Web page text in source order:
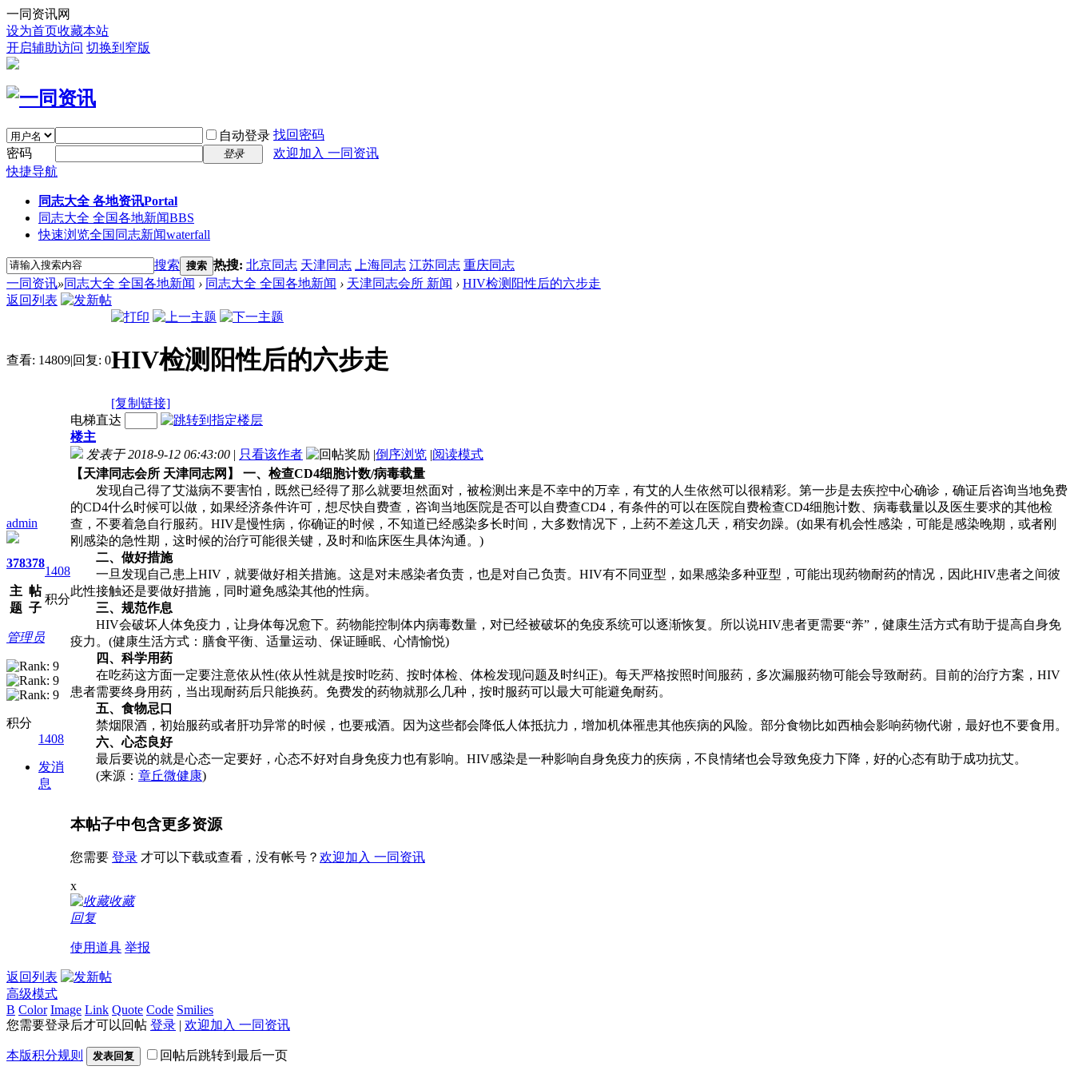
一同资讯网
设为首页收藏本站
开启辅助访问 切换到窄版
自动登录 找回密码
密码
登录
欢迎加入 一同资讯
快捷导航
同志大全 各地资讯Portal
同志大全 全国各地新闻BBS
快速浏览全国同志新闻waterfall
搜索 搜索 热搜: 北京同志 天津同志 上海同志 江苏同志 重庆同志
一同资讯»同志大全 全国各地新闻 › 同志大全 全国各地新闻 › 天津同志会所 新闻 › HIV检测阳性后的六步走
返回列表
查看: 14809|回复: 0HIV检测阳性后的六步走
[复制链接]
admin
378
主
题
378
帖
子
1408
积分
管理员
积分
1408
发消
息
电梯直达
楼主
发表于 2018-9-12 06:43:00 | 只看该作者 |倒序浏览 |阅读模式
【天津同志会所 天津同志网】
一、检查CD4细胞计数/病毒载量
发现自己得了艾滋病不要害怕，既然已经得了那么就要坦然面对，被检测出来是不幸中的万幸，有艾的人生依然可以很精彩。第一步是去疾控中心确诊，确证后咨询当地免费
的CD4什么时候可以做，如果经济条件许可，想尽快自费查，咨询当地医院是否可以自费查CD4，有条件的可以在医院自费检查CD4细胞计数、病毒载量以及医生要求的其他检
查，不要着急自行服药。HIV是慢性病，你确证的时候，不知道已经感染多长时间，大多数情况下，上药不差这几天，稍安勿躁。(如果有机会性感染，可能是感染晚期，或者刚
刚感染的急性期，这时候的治疗可能很关键，及时和临床医生具体沟通。)
二、做好措施
一旦发现自己患上HIV，就要做好相关措施。这是对未感染者负责，也是对自己负责。HIV有不同亚型，如果感染多种亚型，可能出现药物耐药的情况，因此HIV患者之间彼
此性接触还是要做好措施，同时避免感染其他的性病。
三、规范作息
HIV会破坏人体免疫力，让身体每况愈下。药物能控制体内病毒数量，对已经被破坏的免疫系统可以逐渐恢复。所以说HIV患者更需要“养”，健康生活方式有助于提高自身免
疫力。(健康生活方式：膳食平衡、适量运动、保证睡眠、心情愉悦)
四、科学用药
在吃药这方面一定要注意依从性(依从性就是按时吃药、按时体检、体检发现问题及时纠正)。每天严格按照时间服药，多次漏服药物可能会导致耐药。目前的治疗方案，HIV
患者需要终身用药，当出现耐药后只能换药。免费发的药物就那么几种，按时服药可以最大可能避免耐药。
五、食物忌口
禁烟限酒，初始服药或者肝功异常的时候，也要戒酒。因为这些都会降低人体抵抗力，增加机体罹患其他疾病的风险。部分食物比如西柚会影响药物代谢，最好也不要食用。
六、心态良好
最后要说的就是心态一定要好，心态不好对自身免疫力也有影响。HIV感染是一种影响自身免疫力的疾病，不良情绪也会导致免疫力下降，好的心态有助于成功抗艾。
(来源： 章丘微健康)
本帖子中包含更多资源
您需要 登录 才可以下载或查看，没有帐号？ 欢迎加入 一同资讯
x
收藏
回复
使用道具 举报
返回列表
高级模式
B Color Image Link Quote Code Smilies
您需要登录后才可以回帖 登录 | 欢迎加入 一同资讯
本版积分规则 发表回复 回帖后跳转到最后一页